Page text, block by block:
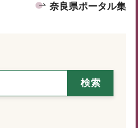
奈良県ポータル集